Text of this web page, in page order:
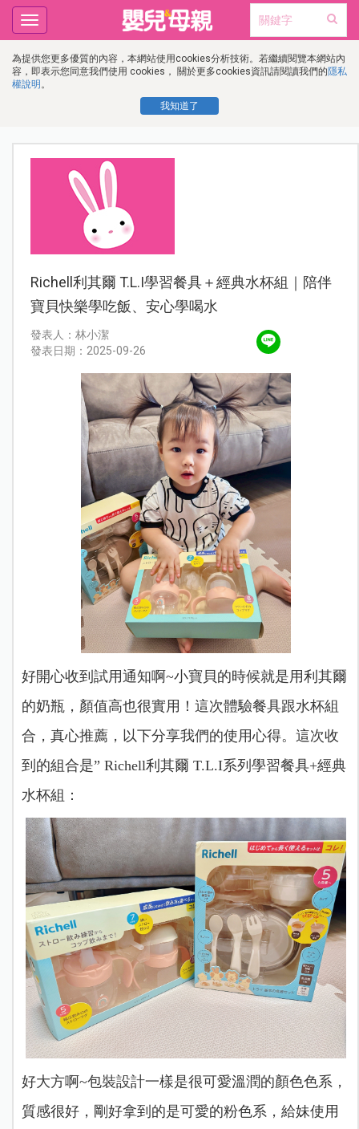
為提供您更多優質的內容，本網站使用cookies分析技術。若繼續閱覽本網站內
容，即表示您同意我們使用 cookies， 關於更多cookies資訊請閱讀我們的隱私
權說明 。
我知道了
Toggle
navigation
Richell利其爾 T.L.I學習餐具＋經典水杯組｜陪伴
寶貝快樂學吃飯、安心學喝水
發表人：林小潔
發表日期：2025-09-26
好開心收到試用通知啊~小寶貝的時候就是用利其爾
的奶瓶，顏值高也很實用！這次體驗餐具跟水杯組
合，真心推薦，以下分享我們的使用心得。 這次收
到的組合是” Richell利其爾 T.L.I系列學習餐具+經典
水杯組：
好大方啊~包裝設計一樣是很可愛溫潤的顏色色系，
質感很好，剛好拿到的是可愛的粉色系，給妹使用